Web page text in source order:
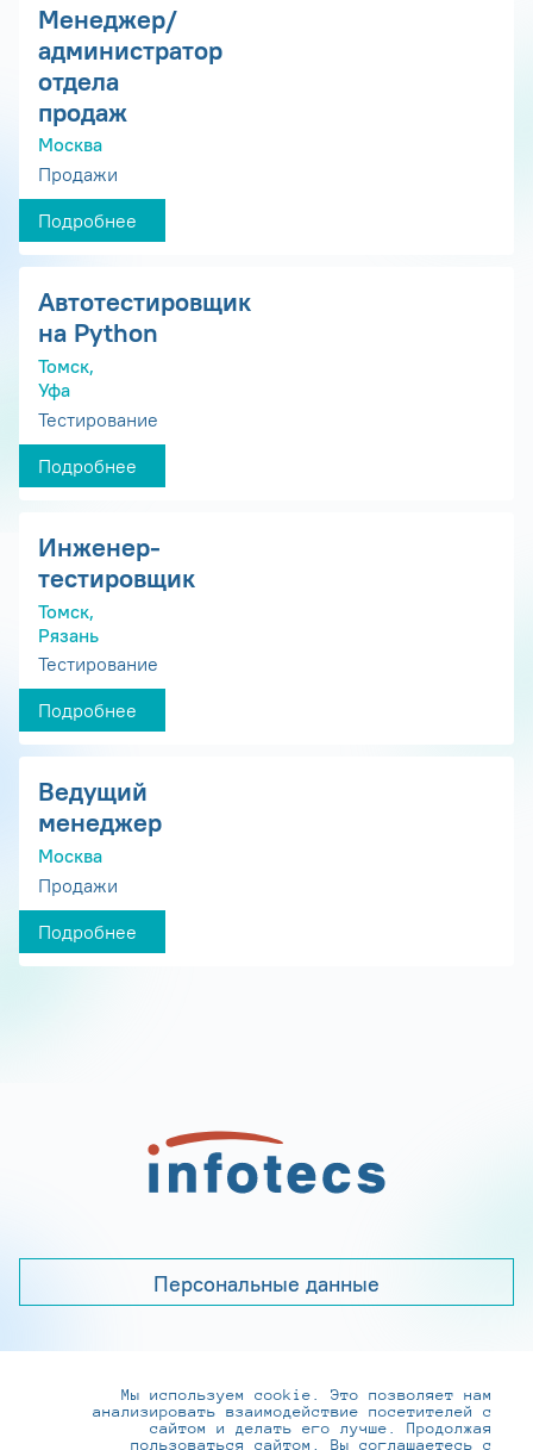
Менеджер/
администратор
отдела
продаж
Москва
Продажи
Подробнее
Автотестировщик
на Python
Томск,
Уфа
Тестирование
Подробнее
Инженер-
тестировщик
Томск,
Рязань
Тестирование
Подробнее
Ведущий
менеджер
Москва
Продажи
Подробнее
Персональные данные
+7 (495) 737-6192, 8-800-250-0-260
practice@infotecs.ru,hr@infotecs.ru
Мы используем cookie. Это позволяет нам
анализировать взаимодействие посетителей с
сайтом и делать его лучше. Продолжая
пользоваться сайтом, Вы соглашаетесь с